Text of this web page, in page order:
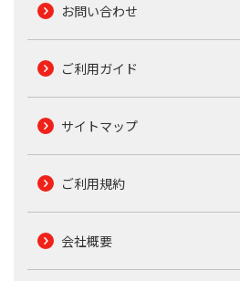
お問い合わせ
ご利用ガイド
サイトマップ
ご利用規約
会社概要